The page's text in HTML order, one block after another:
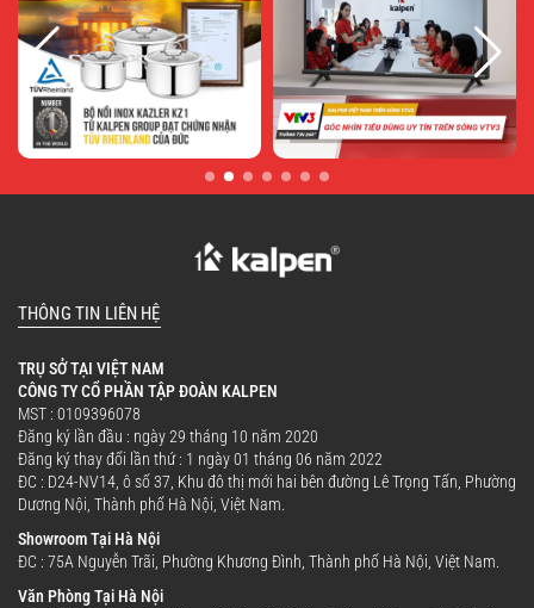
THÔNG TIN LIÊN HỆ
TRỤ SỞ TẠI VIỆT NAM
CÔNG TY CỔ PHẦN TẬP ĐOÀN KALPEN
MST : 0109396078
Đăng ký lần đầu : ngày 29 tháng 10 năm 2020
Đăng ký thay đổi lần thứ : 1 ngày 01 tháng 06 năm 2022
ĐC : D24-NV14, ô số 37, Khu đô thị mới hai bên đường Lê Trọng Tấn, Phường
Dương Nội, Thành phố Hà Nội, Việt Nam.
Showroom Tại Hà Nội
ĐC : 75A Nguyễn Trãi, Phường Khương Đình, Thành phố Hà Nội, Việt Nam.
Văn Phòng Tại Hà Nội